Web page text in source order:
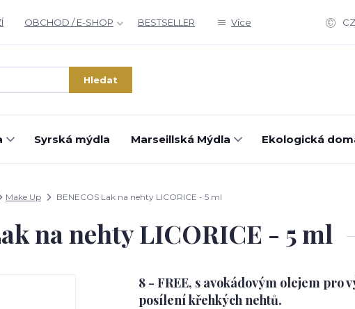
OBCHOD / E-SHOP BESTSELLER Více
Hledat
Syrská mýdla Marseillská Mýdla Ekologická
Make Up BENECOS Lak na nehty LICORICE - 5 ml
na nehty LICORICE - 5 ml
8 - FREE, s avokádovým olejem pro
posílení křehkých nehtů.